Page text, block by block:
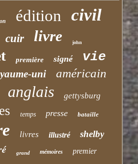
édition civil
cuir livre john
première signé vie
uni américain
anglais gettysburg
temps presse bataille
livres illustré shelby
grand mémoires premier